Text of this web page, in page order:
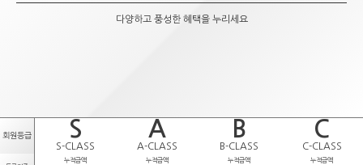
다양하고 풍성한 혜택을 누리세요
회원등급 S A B C
S-CLASS A-CLASS B-CLASS C-CLASS
누적금액 누적금액 누적금액 누적금액